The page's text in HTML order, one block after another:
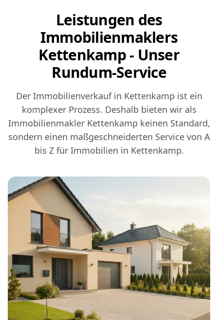
Leistungen des
Immobilienmaklers
Kettenkamp - Unser
Rundum-Service
Der Immobilienverkauf in Kettenkamp ist ein
komplexer Prozess. Deshalb bieten wir als
Immobilienmakler Kettenkamp keinen Standard,
sondern einen maßgeschneiderten Service von A
bis Z für Immobilien in Kettenkamp.